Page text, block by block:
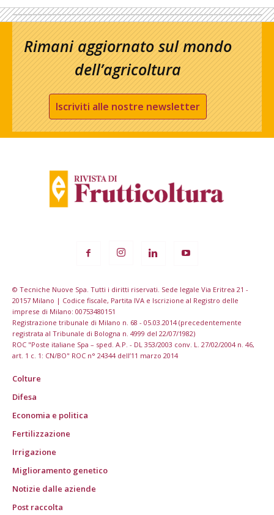
Rimani aggiornato sul mondo
dell’agricoltura
Iscriviti alle nostre newsletter
© Tecniche Nuove Spa. Tutti i diritti riservati. Sede legale Via Eritrea 21 -
20157 Milano | Codice fiscale, Partita IVA e Iscrizione al Registro delle
imprese di Milano: 00753480151
Registrazione tribunale di Milano n. 68 - 05.03.2014 (precedentemente
registrata al Tribunale di Bologna n. 4999 del 22/07/1982)
ROC "Poste italiane Spa – sped. A.P. - DL 353/2003 conv. L. 27/02/2004 n. 46,
art. 1 c. 1: CN/BO" ROC n° 24344 dell’11 marzo 2014
Colture
Difesa
Economia e politica
Fertilizzazione
Irrigazione
Miglioramento genetico
Notizie dalle aziende
Post raccolta